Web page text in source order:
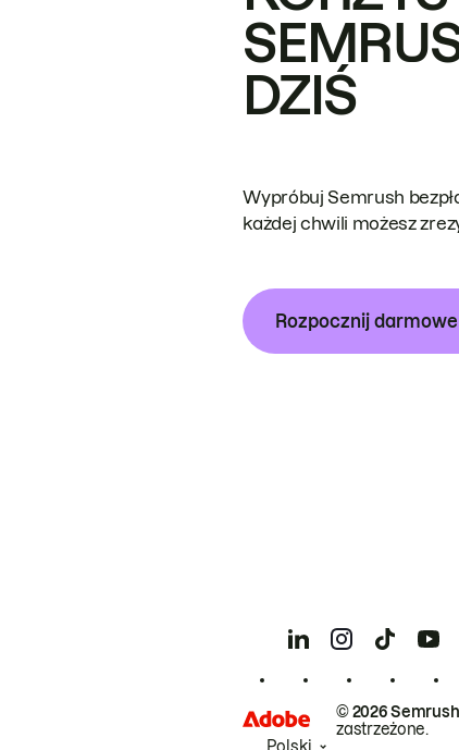
DZIŚ
Wypróbuj Semrush
każdej chwili możesz
Rozpocznij
© 2026
zastrzeżone.